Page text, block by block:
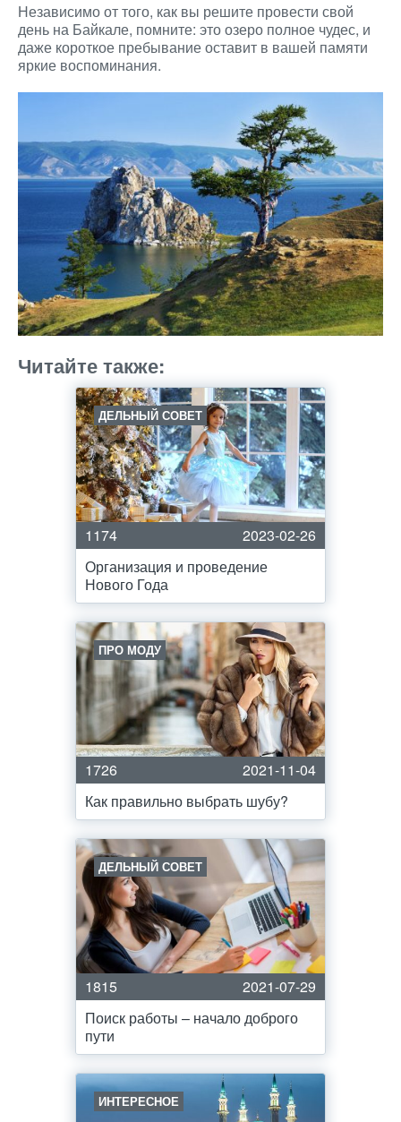
Независимо от того, как вы решите провести свой
день на Байкале, помните: это озеро полное чудес, и
даже короткое пребывание оставит в вашей памяти
яркие воспоминания.
Читайте также:
ДЕЛЬНЫЙ СОВЕТ
1174
2023-02-26
Организация и проведение
Нового Года
ПРО МОДУ
1726
2021-11-04
Как правильно выбрать шубу?
ДЕЛЬНЫЙ СОВЕТ
1815
2021-07-29
Поиск работы – начало доброго
пути
ИНТЕРЕСНОЕ